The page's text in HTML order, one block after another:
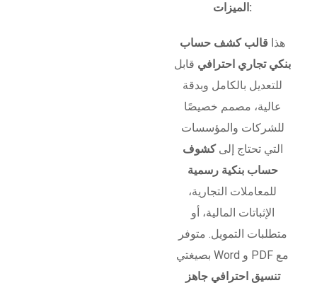
الميزات:
هذا قالب كشف حساب
بنكي تجاري احترافي قابل
للتعديل بالكامل وبدقة
عالية، مصمم خصيصًا
للشركات والمؤسسات
التي تحتاج إلىكشوف
حساب بنكية رسمية
للمعاملات التجارية،
الإثباتات المالية، أو
متطلبات التمويل. متوفر
بصيغتي Word و PDF مع
تنسيق احترافي جاهز